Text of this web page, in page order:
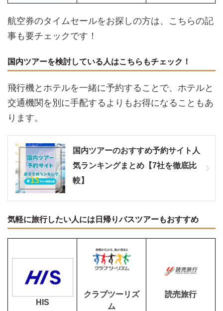
航空券のタイムセールをお探しの方は、こちらの記
事も要チェックです！
国内ツアーを検討している人はこちらもチェック！
飛行機とホテルを一緒に予約することで、ホテルと
交通機関を別に手配するよりもお得になることもあ
ります。
国内ツアーのおすすめ予約サイト人
気ランキングまとめ【7社を徹底比
較】
気軽に旅行したい人には日帰りバスツアーもおすすめ
HIS
クラブツーリズ
ム
読売旅行